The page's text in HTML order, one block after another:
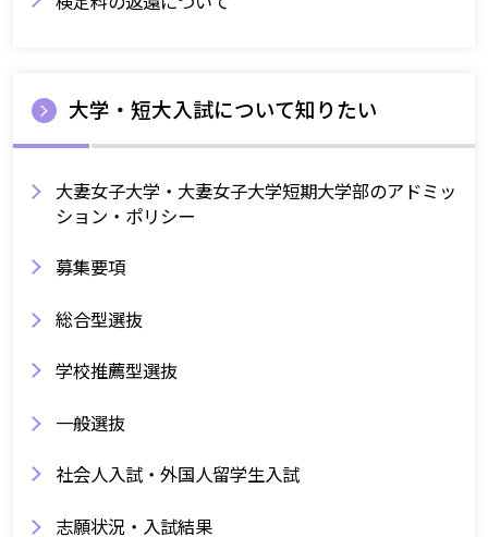
大学・短大入試について知りたい
大妻女子大学・大妻女子大学短期大学部のアドミッ
ション・ポリシー
募集要項
総合型選抜
学校推薦型選抜
一般選抜
社会人入試・外国人留学生入試
志願状況・入試結果